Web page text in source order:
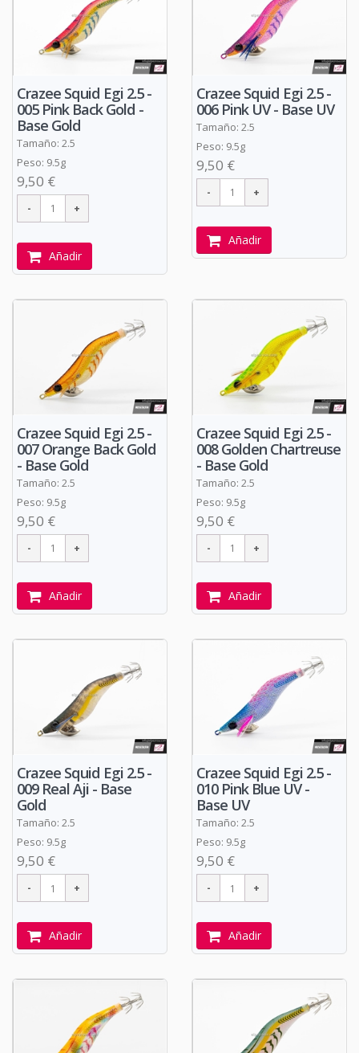
Crazee Squid Egi 2.5 -
005 Pink Back Gold -
Base Gold
Tamaño: 2.5
Peso: 9.5g
9,50 €
Añadir
Crazee Squid Egi 2.5 -
006 Pink UV - Base UV
Tamaño: 2.5
Peso: 9.5g
9,50 €
Añadir
Crazee Squid Egi 2.5 -
007 Orange Back Gold
- Base Gold
Tamaño: 2.5
Peso: 9.5g
9,50 €
Añadir
Crazee Squid Egi 2.5 -
008 Golden Chartreuse
- Base Gold
Tamaño: 2.5
Peso: 9.5g
9,50 €
Añadir
Crazee Squid Egi 2.5 -
009 Real Aji - Base
Gold
Tamaño: 2.5
Peso: 9.5g
9,50 €
Añadir
Crazee Squid Egi 2.5 -
010 Pink Blue UV -
Base UV
Tamaño: 2.5
Peso: 9.5g
9,50 €
Añadir